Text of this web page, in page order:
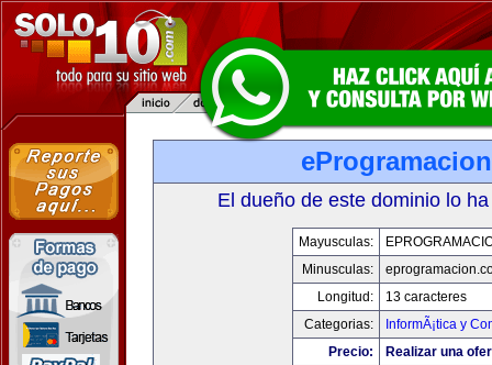
El dueño de este dominio lo
Mayusculas:
Minusculas:
Longitud:
13 caracteres
Categorias:
InformÃ¡tica y
Precio:
Realizar una